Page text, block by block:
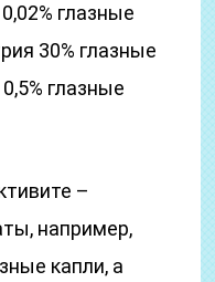
глазные
30% глазные
глазные
–
например,
капли, а